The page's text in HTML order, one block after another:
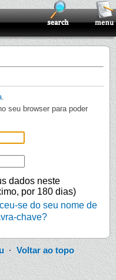
seu browser para poder
dados neste
por 180 dias)
se do seu nome de
chave?
·Voltar ao topo